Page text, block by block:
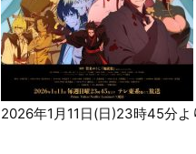
2026年1月11日(日)23時45分よ